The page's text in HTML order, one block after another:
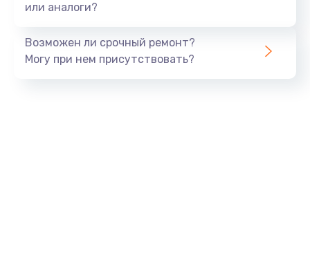
или аналоги?
Возможен ли срочный ремонт?
Могу при нем присутствовать?